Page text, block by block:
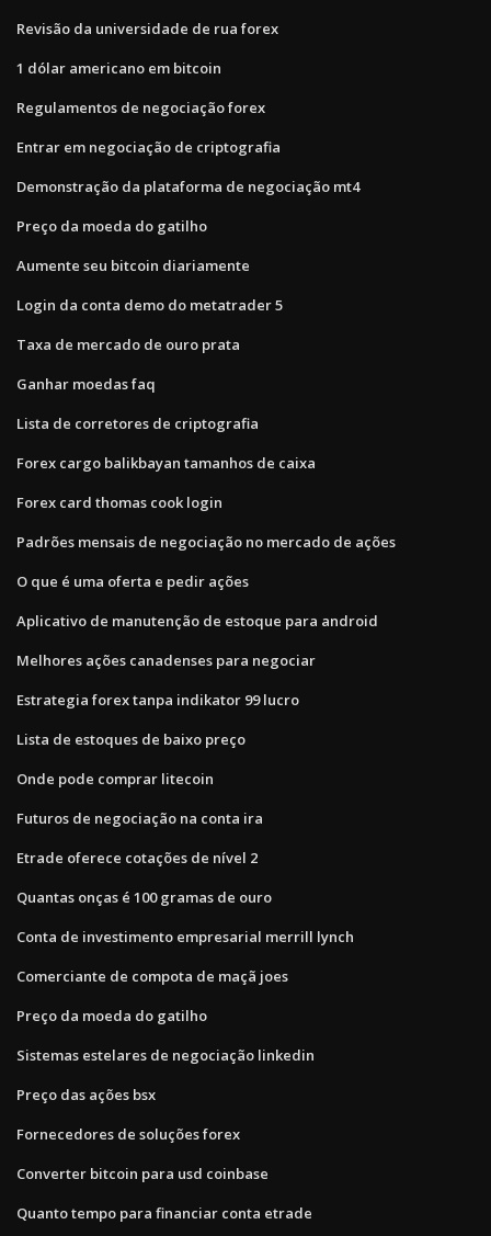
Revisão da universidade de rua forex
1 dólar americano em bitcoin
Regulamentos de negociação forex
Entrar em negociação de criptografia
Demonstração da plataforma de negociação mt4
Preço da moeda do gatilho
Aumente seu bitcoin diariamente
Login da conta demo do metatrader 5
Taxa de mercado de ouro prata
Ganhar moedas faq
Lista de corretores de criptografia
Forex cargo balikbayan tamanhos de caixa
Forex card thomas cook login
Padrões mensais de negociação no mercado de ações
O que é uma oferta e pedir ações
Aplicativo de manutenção de estoque para android
Melhores ações canadenses para negociar
Estrategia forex tanpa indikator 99 lucro
Lista de estoques de baixo preço
Onde pode comprar litecoin
Futuros de negociação na conta ira
Etrade oferece cotações de nível 2
Quantas onças é 100 gramas de ouro
Conta de investimento empresarial merrill lynch
Comerciante de compota de maçã joes
Preço da moeda do gatilho
Sistemas estelares de negociação linkedin
Preço das ações bsx
Fornecedores de soluções forex
Converter bitcoin para usd coinbase
Quanto tempo para financiar conta etrade